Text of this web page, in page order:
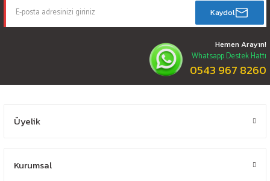
Kaydol
Hemen Arayın!
Whatsapp Destek Hattı
0543 967 8260
Üyelik
Kurumsal